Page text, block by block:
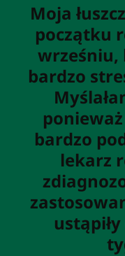
Moja
początku
wrześniu,
bardzo
bardzo
lekarz